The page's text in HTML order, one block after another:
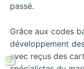
passé.
Grâce aux codes
développement
avec reçus des